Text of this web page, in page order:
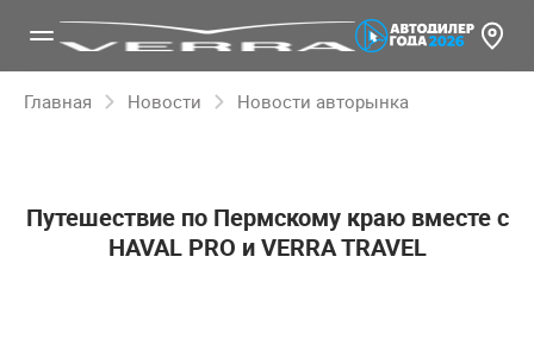
Главная Новости Новости авторынка
Путешествие по Пермскому краю вместе с
HAVAL PRO и VERRA TRAVEL